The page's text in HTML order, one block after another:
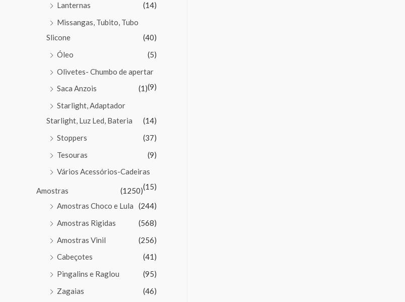
Lanternas
(14)
Missangas, Tubito, Tubo
Slicone
(40)
Óleo
(5)
Olivetes- Chumbo de apertar
(9)
Saca Anzois
(1)
Starlight, Adaptador
Starlight, Luz Led, Bateria
(14)
Stoppers
(37)
Tesouras
(9)
Vários Acessórios-Cadeiras
(15)
Amostras
(1250)
Amostras Choco e Lula
(244)
Amostras Rigidas
(568)
Amostras Vinil
(256)
Cabeçotes
(41)
Pingalins e Raglou
(95)
Zagaias
(46)